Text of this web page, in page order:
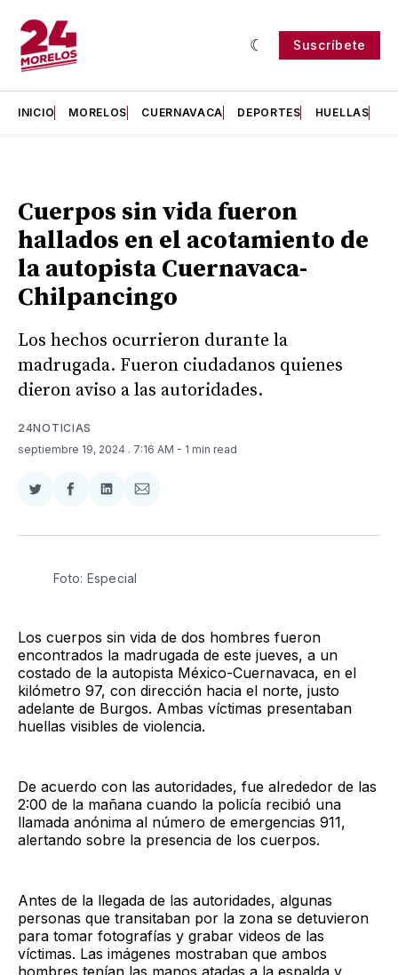
Suscríbete
INICIO MORELOS CUERNAVACA DEPORTES HUELLAS
Cuerpos sin vida fueron
hallados en el acotamiento de
la autopista Cuernavaca-
Chilpancingo
Los hechos ocurrieron durante la
madrugada. Fueron ciudadanos quienes
dieron aviso a las autoridades.
24NOTICIAS
septiembre 19, 2024 . 7:16 AM - 1 min read
Compartir
Twitter
Compartir
Facebook
Compartir
LinkedIn
Compartir
Email
Foto: Especial
Los cuerpos sin vida de dos hombres fueron
encontrados la madrugada de este jueves, a un
costado de la autopista México-Cuernavaca, en el
kilómetro 97, con dirección hacia el norte, justo
adelante de Burgos. Ambas víctimas presentaban
huellas visibles de violencia.
De acuerdo con las autoridades, fue alrededor de las
2:00 de la mañana cuando la policía recibió una
llamada anónima al número de emergencias 911,
alertando sobre la presencia de los cuerpos.
Antes de la llegada de las autoridades, algunas
personas que transitaban por la zona se detuvieron
para tomar fotografías y grabar videos de las
víctimas. Las imágenes mostraban que ambos
hombres tenían las manos atadas a la espalda y